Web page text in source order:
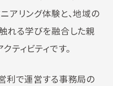
アリング体験と、地域の
れる学びを融合した親
ティビティです。
利で運営する事務局の